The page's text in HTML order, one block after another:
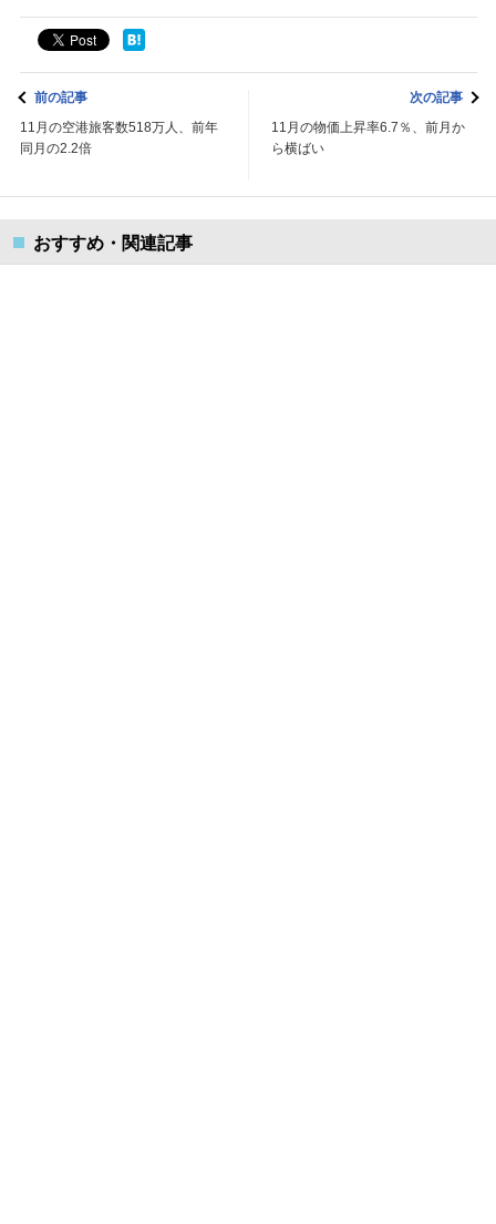
前の記事
11月の空港旅客数518万人、前年
同月の2.2倍
次の記事
11月の物価上昇率6.7％、前月か
ら横ばい
おすすめ・関連記事